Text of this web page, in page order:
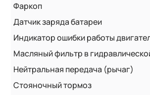
Фаркоп
Датчик заряда батареи
Индикатор ошибки работы
Масляный фильтр в
Нейтральная передача (рычаг)
Стояночный тормоз